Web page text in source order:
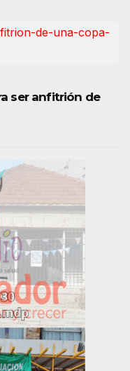
ser anfitrión de